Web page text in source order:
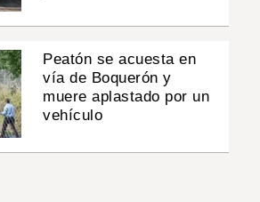
Peatón se acuesta en
vía de Boquerón y
muere aplastado por un
vehículo